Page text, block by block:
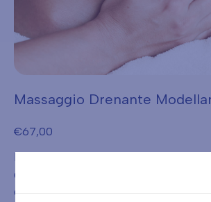
Massaggio Drenante
€67,00
Il massaggio modellante aiuta la
quella linfatica quando queste rallentano
cause ormonali, alimentari e per uno stile